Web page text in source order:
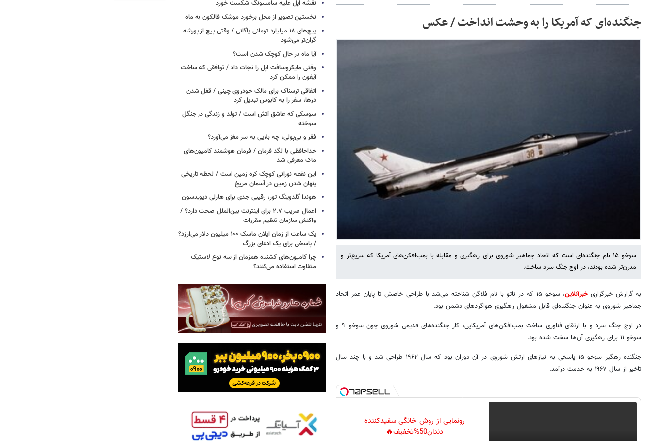
جنگنده‌ای که آمریکا را به وحشت انداخت / عکس
سوخو ۱۵ نام جنگنده‌ای است که اتحاد جماهیر شوروی برای رهگیری و مقابله با بمب‌افکن‌های آمریکا که سریع‌تر و
مدرن‌تر شده بودند، در اوج جنگ سرد ساخت.
به گزارش خبرگزاریخبرآنلاین
، سوخو ۱۵ که در ناتو با نام فلاگن شناخته می‌شد با طراحی خاصش تا پایان عمر اتحاد
جماهیر شوروی به عنوان جنگنده‌ای قابل مشغول رهگیری هواگردهای دشمن بود.
در اوج جنگ سرد و با ارتقای فناوری ساخت بمب‌افکن‌های آمریکایی، کار جنگنده‌های قدیمی‌ شوروی چون سوخو ۹ و
سوخو ۱۱ برای رهگیری آن‌ها سخت شده بود.
جنگنده رهگیر سوخو ۱۵ پاسخی به نیازهای ارتش شوروی در آن دوران بود که سال ۱۹۶۲ طراحی شد و با چند سال
تاخیر از سال ۱۹۶۷ به خدمت درآمد.
رونمایی از روش خانگی سفیدکننده
دندان50%تخفیف🔥
نقشه اپل علیه سامسونگ شکست خورد
نخستین تصویر از محل برخورد موشک فالکون به ماه
پیچ‌های ۱۸ میلیارد تومانی پاگانی / وقتی پیچ از پورشه
گران‌تر می‌شود
آیا ماه در حال کوچک شدن است؟
وقتی مایکروسافت اپل را نجات داد / توافقی که ساخت
آیفون را ممکن کرد
اتفاقی ترسناک برای مالک خودروی چینی / قفل شدن
درها، سفر را به کابوس تبدیل کرد
سوسکی که عاشق آتش است / تولد و زندگی در جنگل
سوخته
فقر و بی‌پولی، چه بلایی به سر مغز می‌آورد؟
خداحافظی با لگد فرمان / فرمان هوشمند کامیون‌های
ماک معرفی شد
این نقطه نورانی کوچک کره زمین است / لحظه تاریخی
پنهان شدن زمین در آسمان مریخ
هوندا گلدوینگ تور، رقیبی جدی برای هارلی دیویدسون
اعمال ضریب ۲.۷ برای اینترنت بین‌الملل صحت دارد؟ /
واکنش سازمان تنظیم مقررات
یک ساعت از زمان ایلان ماسک ۱۰۰ میلیون دلار می‌ارزد؟
/ پاسخی برای یک ادعای بزرگ
چرا کامیون‌های کشنده همزمان از سه نوع لاستیک
متفاوت استفاده می‌کنند؟